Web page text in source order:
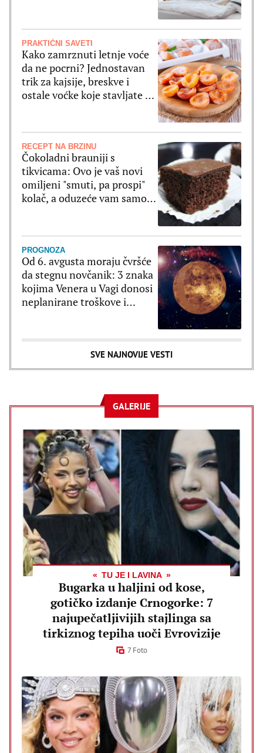
PRAKTIČNI SAVETI
Kako zamrznuti letnje voće
da ne pocrni? Jednostavan
trik za kajsije, breskve i
ostale voćke koje stavljate u
RECEPT NA BRZINU
Čokoladni brauniji s
tikvicama: Ovo je vaš novi
omiljeni "smuti, pa prospi"
kolač, a oduzeće vam samo 5
PROGNOZA
Od 6. avgusta moraju čvršće
da stegnu novčanik: 3 znaka
kojima Venera u Vagi donosi
neplanirane troškove i
SVE NAJNOVIJE VESTI
GALERIJE
TU JE I LAVINA
Bugarka u haljini od kose,
gotičko izdanje Crnogorke: 7
najupečatljivijih stajlinga sa
tirkiznog tepiha uoči Evrovizije
7 Foto